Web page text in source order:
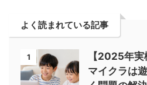
よく読まれている記事
1
【2025年
マイクラは